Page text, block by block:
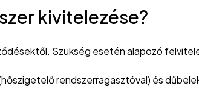
kivitelezése?
Szükség esetén alapozó
rendszerragasztóval) és